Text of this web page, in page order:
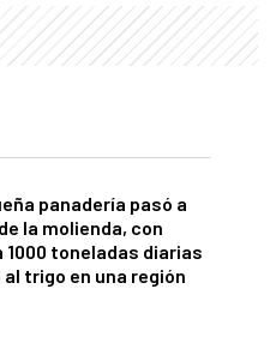
panadería pasó a
la molienda, con
1000 toneladas diarias
trigo en una región